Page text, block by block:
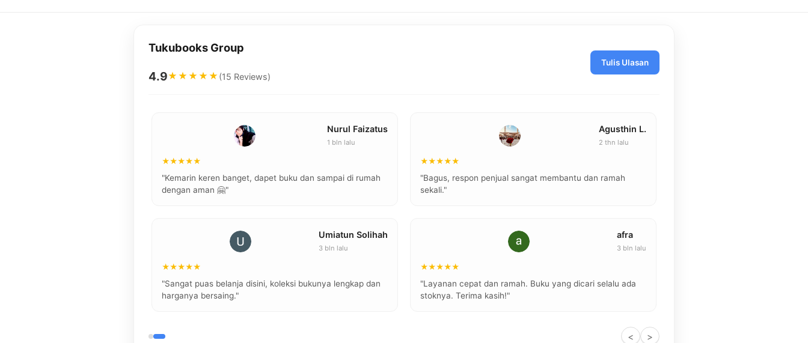
Tukubooks Group
4.9★★★★★(15 Reviews)
Tulis Ulasan
Nurul Faizatus
1 bln lalu
★★★★★
"Kemarin keren banget, dapet buku dan sampai di rumah
dengan aman 🤗"
Agusthin L.
2 thn lalu
★★★★★
"Bagus, respon penjual sangat membantu dan ramah
sekali."
Umiatun Solihah
3 bln lalu
★★★★★
"Sangat puas belanja disini, koleksi bukunya lengkap dan
harganya bersaing."
afra
3 bln lalu
★★★★★
"Layanan cepat dan ramah. Buku yang dicari selalu ada
stoknya. Terima kasih!"
< >